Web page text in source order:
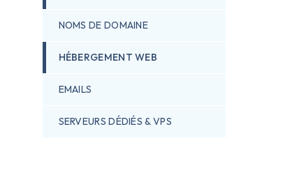
NOMS DE DOMAINE
HÉBERGEMENT WEB
EMAILS
SERVEURS DÉDIÉS & VPS